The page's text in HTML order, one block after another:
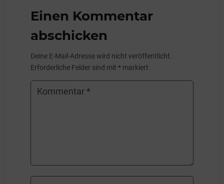
Einen Kommentar
abschicken
Deine E-Mail-Adresse wird nicht veröffentlicht.
Erforderliche Felder sind mit* markiert